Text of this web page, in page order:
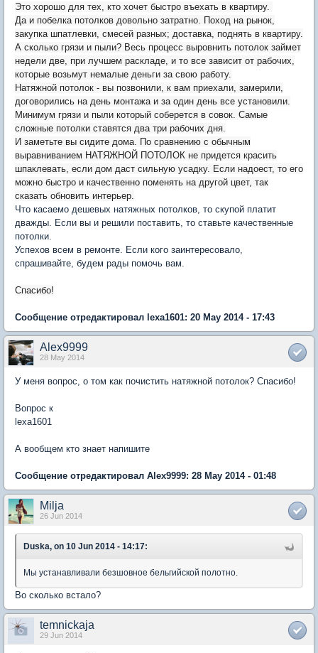
Это хорошо для тех, кто хочет быстро въехать в квартиру.
Да и побелка потолков довольно затратно. Поход на рынок,
закупка шпатлевки, смесей разных; доставка, поднять в квартиру.
А сколько грязи и пыли? Весь процесс выровнить потолок займет
недели две, при лучшем раскладе, и то все зависит от рабочих,
которые возьмут немалые деньги за свою работу.
Натяжной потолок - вы позвонили, к вам приехали, замерили,
договорились на день монтажа и за один день все установили.
Минимум грязи и пыли который соберется в совок. Самые
сложные потолки ставятся два три рабочих дня.
И заметьте вы сидите дома. По сравнению с обычным
выравниванием НАТЯЖНОЙ ПОТОЛОК не придется красить
шпаклевать, если дом даст сильную усадку. Если надоест, то его
можно быстро и качественно поменять на другой цвет, так
сказать обновить интерьер.
Что касаемо дешевых натяжных потолков, то скупой платит
дважды. Если вы и решили поставить, то ставьте качественные
потолки.
Успехов всем в ремонте. Если кого заинтересовало,
спрашивайте, будем рады помочь вам.
Спасибо!
Сообщение отредактировал lexa1601: 20 May 2014 - 17:43
Alex9999
28 May 2014
У меня вопрос, о том как почистить натяжной потолок? Спасибо!
Вопрос к
lexa1601
А вообщем кто знает напишите
Сообщение отредактировал Alex9999: 28 May 2014 - 01:48
Milja
26 Jun 2014
Duska, on 10 Jun 2014 - 14:17:
Мы устанавливали безшовное бельгийской полотно.
Во сколько встало?
temnickaja
29 Jun 2014